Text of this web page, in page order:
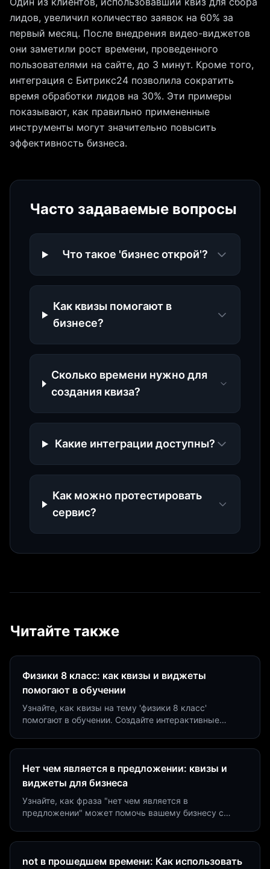
лидов, увеличил количество заявок на 60% за
первый месяц. После внедрения видео-виджетов
они заметили рост времени, проведенного
пользователями на сайте, до 3 минут. Кроме того,
интеграция с Битрикс24 позволила сократить
время обработки лидов на 30%. Эти примеры
показывают, как правильно примененные
инструменты могут значительно повысить
эффективность бизнеса.
Часто задаваемые вопросы
Что такое 'бизнес открой'?
Как квизы помогают в
бизнесе?
Сколько времени нужно для
создания квиза?
Какие интеграции доступны?
Как можно протестировать
сервис?
Читайте также
Физики 8 класс: как квизы и виджеты
помогают в обучении
Узнайте, как квизы на тему 'физики 8 класс'
помогают в обучении. Создайте интерактивные
Нет чем является в предложении: квизы и
виджеты для бизнеса
Узнайте, как фраза "нет чем является в
предложении" может помочь вашему бизнесу с
not в прошедшем времени: Как использовать